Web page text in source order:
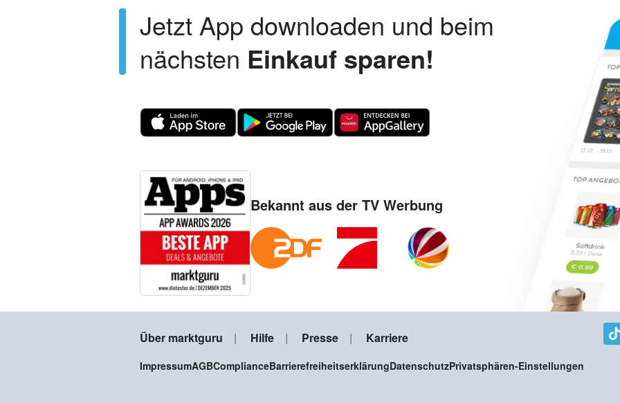
Jetzt App downloaden und beim
nächsten Einkauf sparen!
Bekannt aus der TV Werbung
Über marktguru Hilfe Presse Karriere
ImpressumAGBComplianceBarrierefreiheitserklärungDatenschutzPrivatsphären-Einstellungen